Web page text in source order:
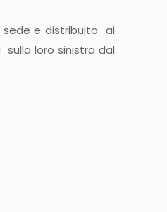
e distribuito ai
loro sinistra dal